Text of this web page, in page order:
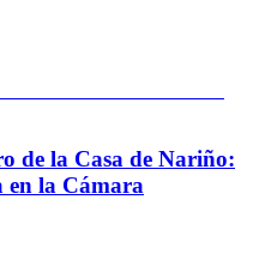
de la Casa de Nariño:
en la Cámara